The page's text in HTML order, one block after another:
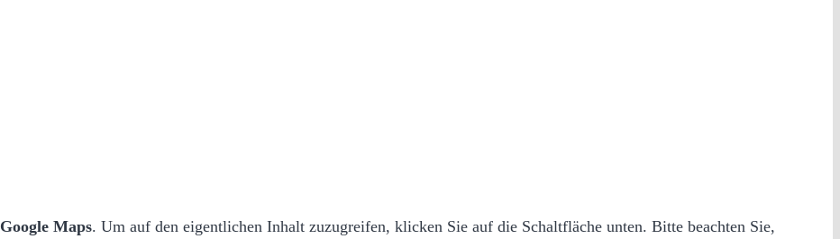
Google Maps. Um auf den eigentlichen Inhalt zuzugreifen, klicken Sie auf die Schaltfläche unten. Bitte beachten Sie,